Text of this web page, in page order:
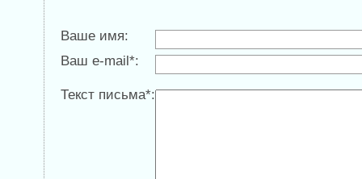
Ваше имя:
Ваш e-mail*:
Текст письма*: